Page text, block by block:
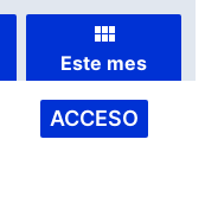
Este mes
ACCESO